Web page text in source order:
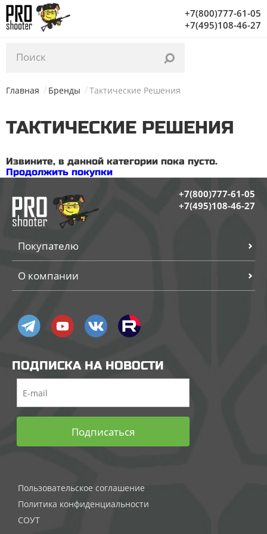
Уважаемые посетители, с 03.02 по 06.02 на нашем
складе проводится инвентаризация. Заказы начнут
отгружаться с 07.02. Благодарим за понимание!
+7(800)777-61-05
+7(495)108-46-27
Главная Бренды Тактические Решения
ТАКТИЧЕСКИЕ РЕШЕНИЯ
Извините, в данной категории пока пусто.
Продолжить покупки
+7(800)777-61-05
+7(495)108-46-27
Покупателю
О компании
ПОДПИСКА НА НОВОСТИ
Подписаться
Пользовательское соглашение
Политика конфиденциальности
СОУТ